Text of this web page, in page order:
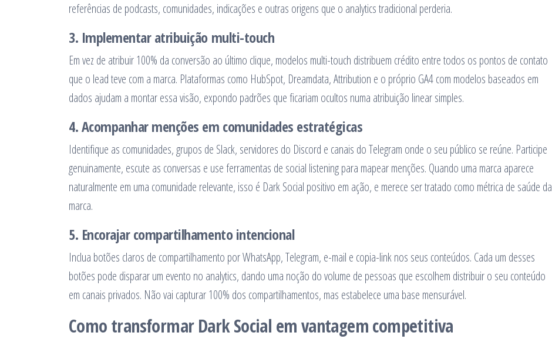
referências de podcasts, comunidades, indicações e outras origens que o analytics tradicional perderia.
3. Implementar atribuição multi-touch
Em vez de atribuir 100% da conversão ao último clique, modelos multi-touch distribuem crédito entre todos os pontos de contato
que o lead teve com a marca. Plataformas como HubSpot, Dreamdata, Attribution e o próprio GA4 com modelos baseados em
dados ajudam a montar essa visão, expondo padrões que ficariam ocultos numa atribuição linear simples.
4. Acompanhar menções em comunidades estratégicas
Identifique as comunidades, grupos de Slack, servidores do Discord e canais do Telegram onde o seu público se reúne. Participe
genuinamente, escute as conversas e use ferramentas de social listening para mapear menções. Quando uma marca aparece
naturalmente em uma comunidade relevante, isso é Dark Social positivo em ação, e merece ser tratado como métrica de saúde da
marca.
5. Encorajar compartilhamento intencional
Inclua botões claros de compartilhamento por WhatsApp, Telegram, e-mail e copia-link nos seus conteúdos. Cada um desses
botões pode disparar um evento no analytics, dando uma noção do volume de pessoas que escolhem distribuir o seu conteúdo
em canais privados. Não vai capturar 100% dos compartilhamentos, mas estabelece uma base mensurável.
Como transformar Dark Social em vantagem competitiva